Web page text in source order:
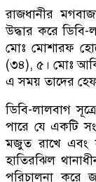
রাজধানীর
উদ্ধার করে
মোঃ মোশারফ
(৩৪), ৫। মোঃ
এ সময় তাদের
ডিবি-লালবাগ
পারে যে একটি
মজুত রাখে এবং
হাতিরঝিল
পরিচালনা